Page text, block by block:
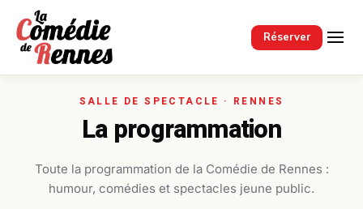
Réserver
Passer au contenu principal
La programmation
Toute la programmation de la Comédie de Rennes :
humour, comédies et spectacles jeune public.